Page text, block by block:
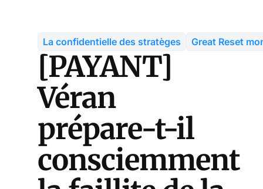
La confidentielle des stratèges Great Reset
[PAYANT]
Véran
prépare-t-il
consciemment